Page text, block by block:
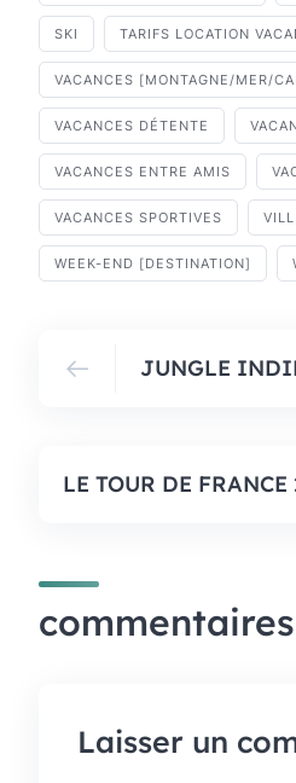
SKI TARIFS LOCATION
VACANCES [MONTAGNE/MER/
VACANCES DÉTENTE
VACANCES ENTRE AMIS
VACANCES SPORTIVES
WEEK-END [DESTINATION]
LE TOUR DE FRANCE
commentaires
Laisser un